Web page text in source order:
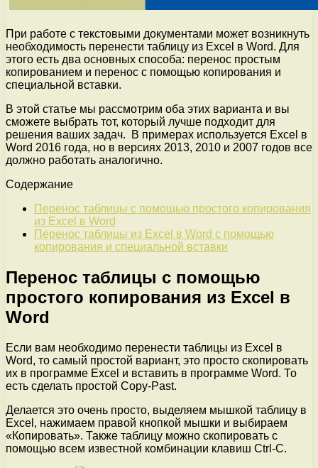
При работе с текстовыми документами может возникнуть
необходимость перенести таблицу из Excel в Word. Для
этого есть два основных способа: перенос простым
копированием и перенос с помощью копирования и
специальной вставки.
В этой статье мы рассмотрим оба этих варианта и вы
сможете выбрать тот, который лучше подходит для
решения ваших задач. В примерах используется Excel в
Word 2016 года, но в версиях 2013, 2010 и 2007 годов все
должно работать аналогично.
Содержание
Перенос таблицы с помощью простого копирования
из Excel в Word
Перенос таблицы из Excel в Word с помощью
копирования и специальной вставки
Перенос таблицы с помощью
простого копирования из Excel в
Word
Если вам необходимо перенести таблицы из Excel в
Word, то самый простой вариант, это просто скопировать
их в программе Excel и вставить в программе Word. То
есть сделать простой Copy-Past.
Делается это очень просто, выделяем мышкой таблицу в
Excel, нажимаем правой кнопкой мышки и выбираем
«Копировать». Также таблицу можно скопировать с
помощью всем известной комбинации клавиш Ctrl-C.